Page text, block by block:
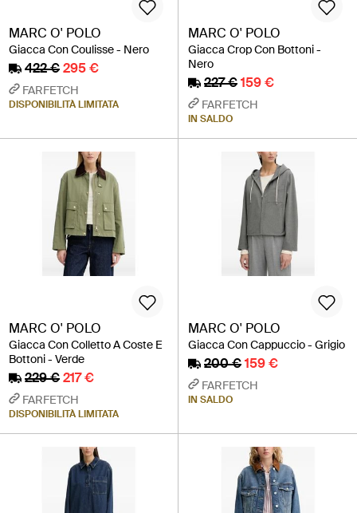
MARC O' POLO
Giacca Con Coulisse - Nero
422 €295 €
FARFETCH
DISPONIBILITÀ LIMITATA
MARC O' POLO
Giacca Crop Con Bottoni -
Nero
227 €159 €
FARFETCH
IN SALDO
MARC O' POLO
Giacca Con Colletto A Coste E
Bottoni - Verde
229 €217 €
FARFETCH
DISPONIBILITÀ LIMITATA
MARC O' POLO
Giacca Con Cappuccio - Grigio
200 €159 €
FARFETCH
IN SALDO